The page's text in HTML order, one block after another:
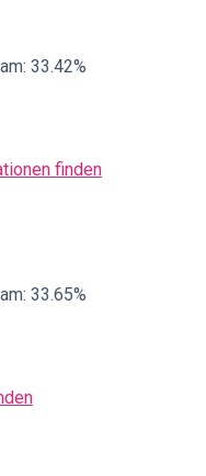
33.42%
finden
33.65%